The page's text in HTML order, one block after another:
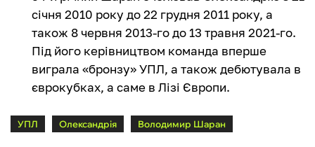
січня 2010 року до 22 грудня 2011 року, а
також 8 червня 2013-го до 13 травня 2021-го.
Під його керівництвом команда вперше
виграла «бронзу» УПЛ, а також дебютувала в
єврокубках, а саме в Лізі Європи.
УПЛ Олександрія Володимир Шаран